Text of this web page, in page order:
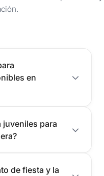
en
juveniles para
de fiesta y la